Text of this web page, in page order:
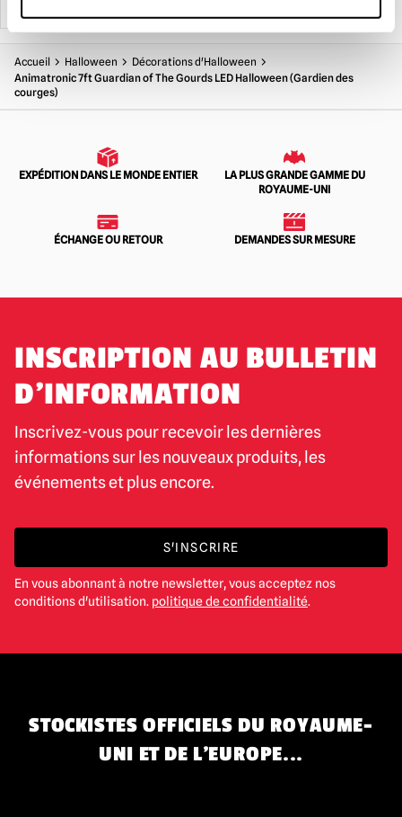
Accueil Halloween
Décorations d'Halloween
Animatronic 7ft Guardian of The Gourds LED Halloween (Gardien des
courges)
EXPÉDITION DANS LE MONDE ENTIER
LA PLUS GRANDE GAMME DU
ROYAUME-UNI
ÉCHANGE OU RETOUR DEMANDES SUR MESURE
INSCRIPTION AU BULLETIN
D'INFORMATION
Inscrivez-vous pour recevoir les dernières
informations sur les nouveaux produits, les
événements et plus encore.
S'INSCRIRE
En vous abonnant à notre newsletter, vous acceptez nos
conditions d'utilisation. politique de confidentialité.
STOCKISTES OFFICIELS DU ROYAUME-
UNI ET DE L'EUROPE...